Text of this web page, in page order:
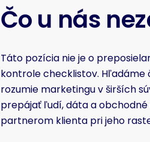
Čo u nás
Táto pozícia nie je o
kontrole checklistov. Hľadáme
rozumie marketingu v širších
prepájať ľudí, dáta a
partnerom klienta pri jeho